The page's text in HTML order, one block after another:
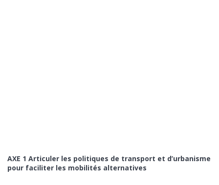
AXE 1 Articuler les politiques de transport et d’urbanisme
pour faciliter les mobilités alternatives